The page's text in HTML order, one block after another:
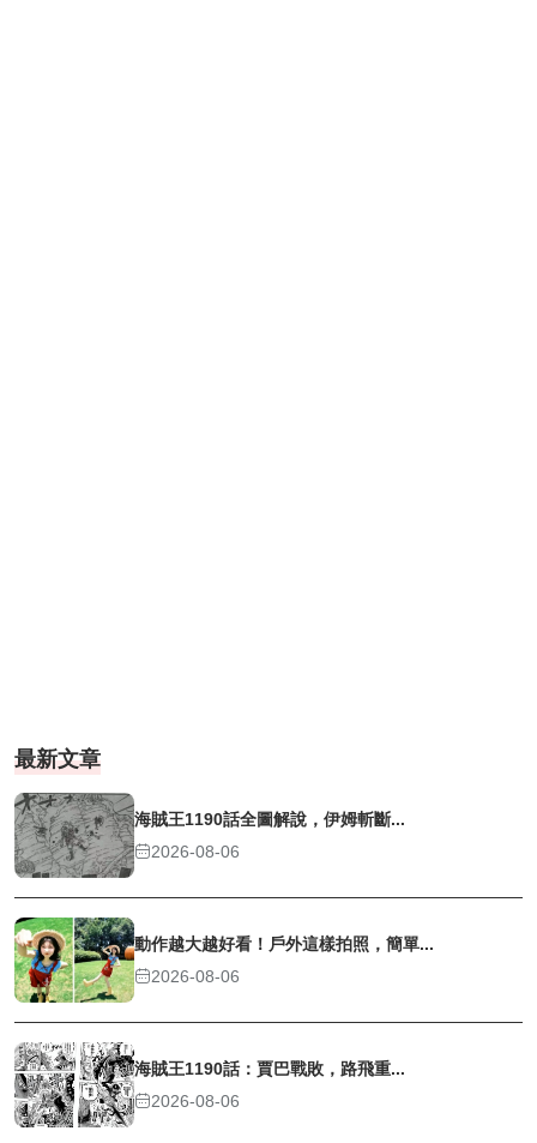
最新文章
海賊王1190話全圖解說，伊姆斬斷...
2026-08-06
動作越大越好看！戶外這樣拍照，簡單...
2026-08-06
海賊王1190話：賈巴戰敗，路飛重...
2026-08-06